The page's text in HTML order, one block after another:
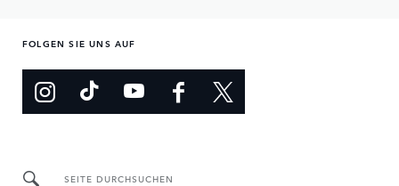
FOLGEN SIE UNS AUF
SEITE DURCHSUCHEN